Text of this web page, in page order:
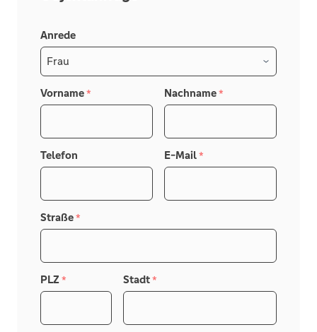
Anrede
Vorname * Nachname *
Telefon E-Mail *
Straße *
PLZ * Stadt *